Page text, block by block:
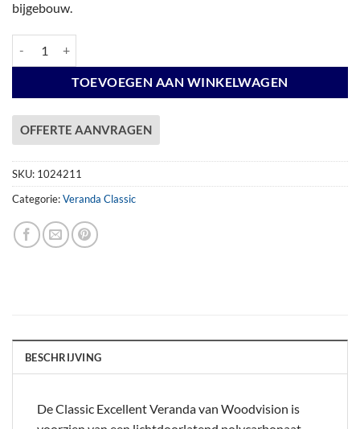
bijgebouw.
TOEVOEGEN AAN WINKELWAGEN
OFFERTE AANVRAGEN
SKU: 1024211
Categorie:Veranda Classic
BESCHRIJVING
De Classic Excellent Veranda van Woodvision is